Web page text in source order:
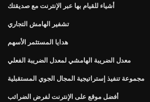
أشياء للقيام بها عبر الإنترنت مع صديقتك
تشفير الهامش التجاري
هدايا المستثمر الأسهم
معدل الضريبة الهامشي لمعدل الضريبة الفعلي
مجموعة تنفيذ إستراتيجية المجال الجوي المستقبلية
أفضل موقع على الإنترنت لفرض الضرائب